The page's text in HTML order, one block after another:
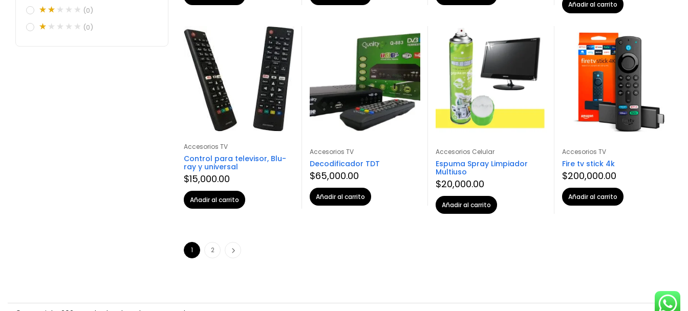
(0)
(0)
Añadir al carrito
Accesorios TV
Control para televisor, Blu-
ray y universal
$15,000.00
Añadir al carrito
Accesorios TV
Decodificador TDT
$65,000.00
Añadir al carrito
Accesorios Celular
Espuma Spray Limpiador
Multiuso
$20,000.00
Añadir al carrito
Accesorios TV
Fire tv stick 4k
$200,000.00
Añadir al carrito
1 2